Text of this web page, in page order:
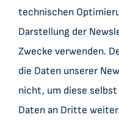
technischen
Darstellung der
Zwecke verwenden.
die Daten unserer
nicht, um diese
Daten an Dritte